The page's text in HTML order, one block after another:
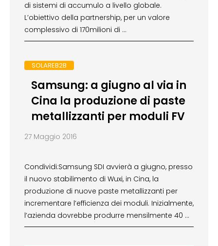
di sistemi di accumulo a livello globale.
L’obiettivo della partnership, per un valore
complessivo di 170milioni di …
SOLAREB2B
Samsung: a giugno al via in
Cina la produzione di paste
metallizzanti per moduli FV
27 Maggio 2016
Condividi:Samsung SDI avvierà a giugno, presso
il nuovo stabilimento di Wuxi, in Cina, la
produzione di nuove paste metallizzanti per
incrementare l’efficienza dei moduli. Inizialmente,
l’azienda dovrebbe produrre mensilmente 40 …